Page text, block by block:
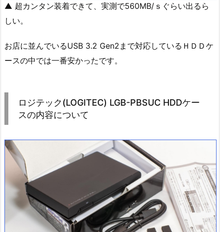
▲ 超カンタン装着できて、実測で560MB/ｓぐらい出るら
しい。
お店に並んでいるUSB 3.2 Gen2まで対応しているＨＤＤケ
ースの中では一番安かったです。
ロジテック(LOGITEC) LGB-PBSUC HDDケー
スの内容について